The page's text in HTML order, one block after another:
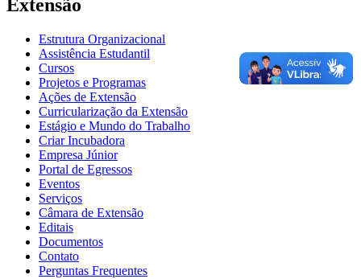
Extensão
Estrutura Organizacional
Assistência Estudantil
Cursos
Projetos e Programas
Ações de Extensão
Curricularização da Extensão
Estágio e Mundo do Trabalho
Criar Incubadora
Empresa Júnior
Portal de Egressos
Eventos
Serviços
Câmara de Extensão
Editais
Documentos
Contato
Perguntas Frequentes